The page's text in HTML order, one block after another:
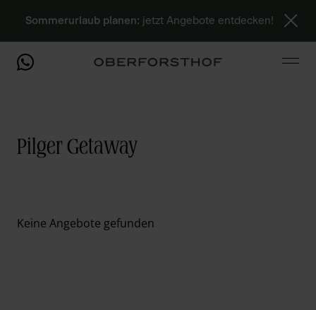
Sommerurlaub planen: jetzt Angebote entdecken!
Pilger Getaway
Keine Angebote gefunden